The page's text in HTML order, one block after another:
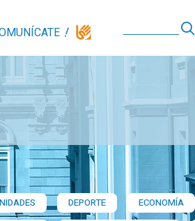
DEPORTE ECONOMÍA